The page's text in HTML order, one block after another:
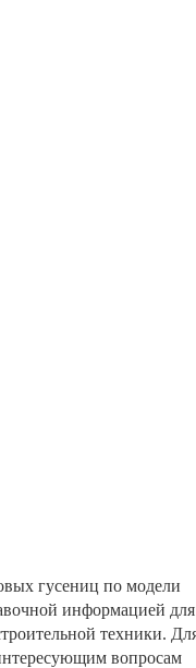
гусениц по модели
информацией для
техники.
вопросам